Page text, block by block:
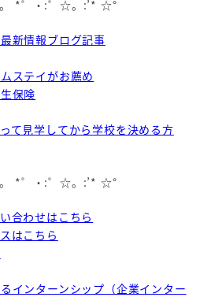
*゜・:゜☆。:’* ☆°
新情報ブログ記事
ステイがお薦め
保険
て見学してから学校を決める方
*゜・:゜☆。:’* ☆°
合わせはこちら
はこちら
インターンシップ（企業インター